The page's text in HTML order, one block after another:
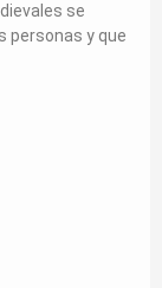
se
personas y que